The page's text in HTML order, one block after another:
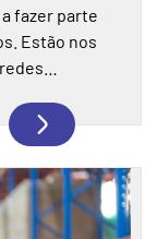
fazer parte
Estão nos
os fatores
das